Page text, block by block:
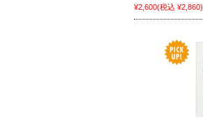
¥2,600(税込 ¥2,860)